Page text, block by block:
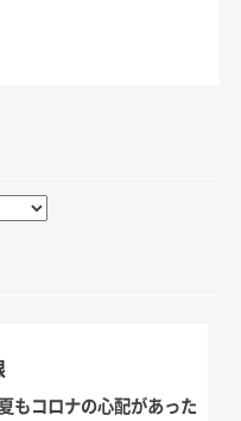
もコロナの心配があった